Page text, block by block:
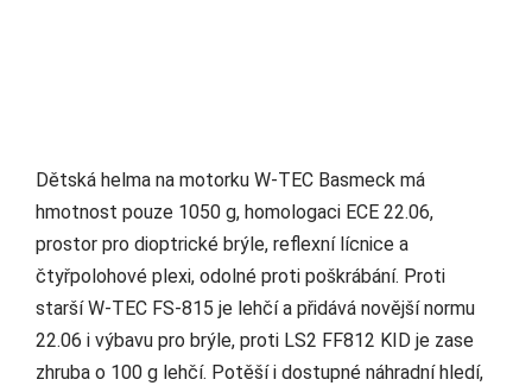
Dětská helma na motorku W-TEC Basmeck má
hmotnost pouze 1050 g, homologaci ECE 22.06,
prostor pro dioptrické brýle, reflexní lícnice a
čtyřpolohové plexi, odolné proti poškrábání. Proti
starší W-TEC FS-815 je lehčí a přidává novější normu
22.06 i výbavu pro brýle, proti LS2 FF812 KID je zase
zhruba o 100 g lehčí. Potěší i dostupné náhradní hledí,